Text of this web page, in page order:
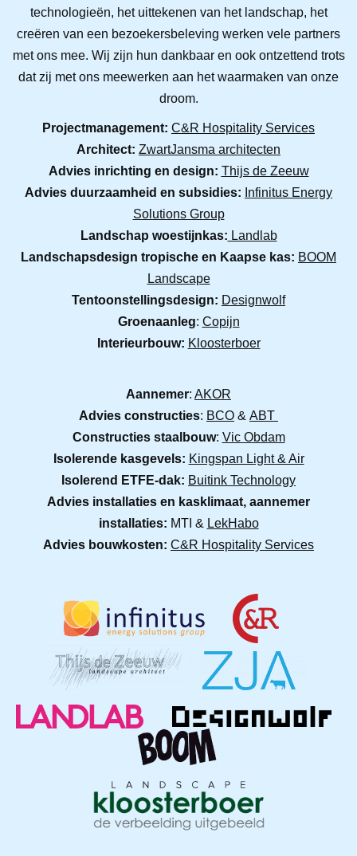
technologieën, het uittekenen van het landschap, het
creëren van een bezoekersbeleving werken vele partners
met ons mee. Wij zijn hun dankbaar en ook ontzettend trots
dat zij met ons meewerken aan het waarmaken van onze
droom.
Projectmanagement: C&R Hospitality Services
Architect: ZwartJansma architecten
Advies inrichting en design: Thijs de Zeeuw
Advies duurzaamheid en subsidies: Infinitus Energy
Solutions Group
Landschap woestijnkas: Landlab
Landschapsdesign tropische en Kaapse kas: BOOM
Landscape
Tentoonstellingsdesign: Designwolf
Groenaanleg: Copijn
Interieurbouw: Kloosterboer
Aannemer: AKOR
Advies constructies: BCO & ABT
Constructies staalbouw: Vic Obdam
Isolerende kasgevels: Kingspan Light & Air
Isolerend ETFE-dak: Buitink Technology
Advies installaties en kasklimaat, aannemer
installaties: MTI & LekHabo
Advies bouwkosten: C&R Hospitality Services